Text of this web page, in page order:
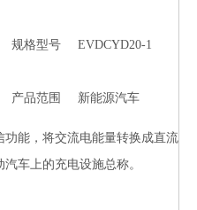
规格型号 EVDCYD20-1
产品范围 新能源汽车
能，将交流电能量转换成直流
车上的充电设施总称。